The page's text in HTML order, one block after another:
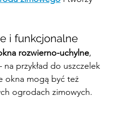
i funkcjonalne
rozwierno-uchylne,
przykład do uszczelek
okna mogą być też
ogrodach zimowych.